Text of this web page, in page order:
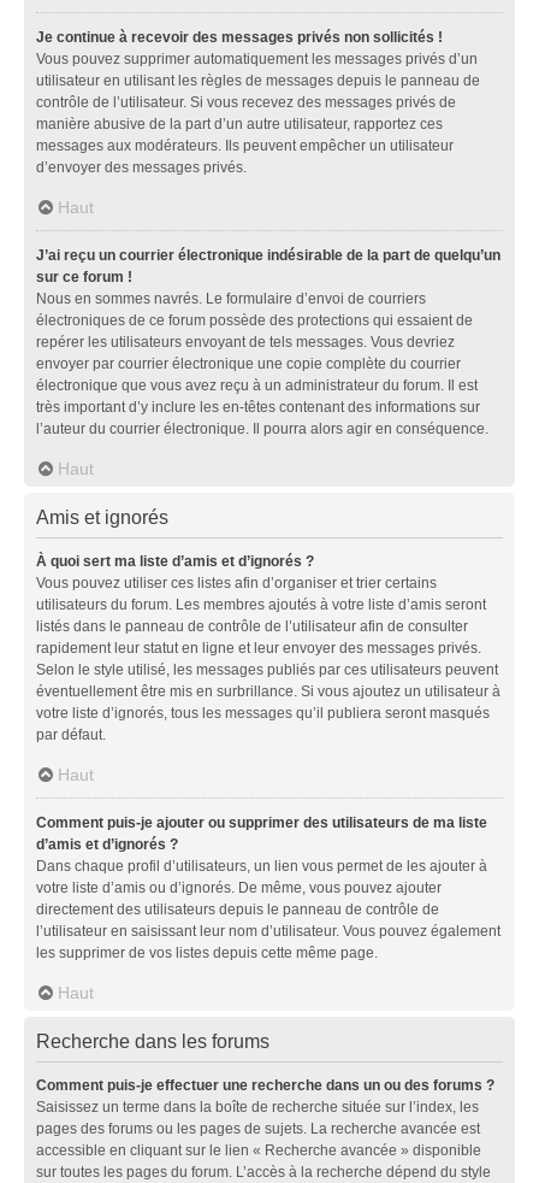
Je continue à recevoir des messages privés non sollicités !
Vous pouvez supprimer automatiquement les messages privés d’un
utilisateur en utilisant les règles de messages depuis le panneau de
contrôle de l’utilisateur. Si vous recevez des messages privés de
manière abusive de la part d’un autre utilisateur, rapportez ces
messages aux modérateurs. Ils peuvent empêcher un utilisateur
d’envoyer des messages privés.
Haut
J’ai reçu un courrier électronique indésirable de la part de quelqu’un
sur ce forum !
Nous en sommes navrés. Le formulaire d’envoi de courriers
électroniques de ce forum possède des protections qui essaient de
repérer les utilisateurs envoyant de tels messages. Vous devriez
envoyer par courrier électronique une copie complète du courrier
électronique que vous avez reçu à un administrateur du forum. Il est
très important d’y inclure les en-têtes contenant des informations sur
l’auteur du courrier électronique. Il pourra alors agir en conséquence.
Haut
Amis et ignorés
À quoi sert ma liste d’amis et d’ignorés ?
Vous pouvez utiliser ces listes afin d’organiser et trier certains
utilisateurs du forum. Les membres ajoutés à votre liste d’amis seront
listés dans le panneau de contrôle de l’utilisateur afin de consulter
rapidement leur statut en ligne et leur envoyer des messages privés.
Selon le style utilisé, les messages publiés par ces utilisateurs peuvent
éventuellement être mis en surbrillance. Si vous ajoutez un utilisateur à
votre liste d’ignorés, tous les messages qu’il publiera seront masqués
par défaut.
Haut
Comment puis-je ajouter ou supprimer des utilisateurs de ma liste
d’amis et d’ignorés ?
Dans chaque profil d’utilisateurs, un lien vous permet de les ajouter à
votre liste d’amis ou d’ignorés. De même, vous pouvez ajouter
directement des utilisateurs depuis le panneau de contrôle de
l’utilisateur en saisissant leur nom d’utilisateur. Vous pouvez également
les supprimer de vos listes depuis cette même page.
Haut
Recherche dans les forums
Comment puis-je effectuer une recherche dans un ou des forums ?
Saisissez un terme dans la boîte de recherche située sur l’index, les
pages des forums ou les pages de sujets. La recherche avancée est
accessible en cliquant sur le lien « Recherche avancée » disponible
sur toutes les pages du forum. L’accès à la recherche dépend du style